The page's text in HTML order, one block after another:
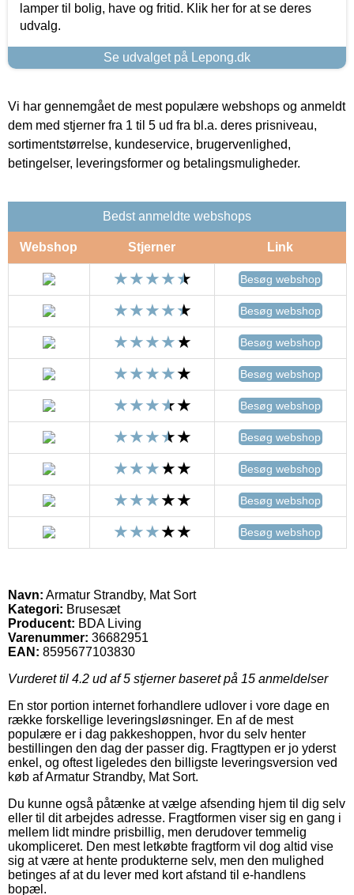
lamper til bolig, have og fritid. Klik her for at se deres
udvalg.
Se udvalget på Lepong.dk
Vi har gennemgået de mest populære webshops og anmeldt
dem med stjerner fra 1 til 5 ud fra bl.a. deres prisniveau,
sortimentstørrelse, kundeservice, brugervenlighed,
betingelser, leveringsformer og betalingsmuligheder.
Bedst anmeldte webshops
Webshop Stjerner Link
Besøg webshop
Besøg webshop
Besøg webshop
Besøg webshop
Besøg webshop
Besøg webshop
Besøg webshop
Besøg webshop
Besøg webshop
Navn: Armatur Strandby, Mat Sort
Kategori: Brusesæt
Producent: BDA Living
Varenummer: 36682951
EAN: 8595677103830
Vurderet til 4.2 ud af 5 stjerner baseret på 15 anmeldelser
En stor portion internet forhandlere udlover i vore dage en
række forskellige leveringsløsninger. En af de mest
populære er i dag pakkeshoppen, hvor du selv henter
bestillingen den dag der passer dig. Fragttypen er jo yderst
enkel, og oftest ligeledes den billigste leveringsversion ved
køb af Armatur Strandby, Mat Sort.
Du kunne også påtænke at vælge afsending hjem til dig selv
eller til dit arbejdes adresse. Fragtformen viser sig en gang i
mellem lidt mindre prisbillig, men derudover temmelig
ukompliceret. Den mest letkøbte fragtform vil dog altid vise
sig at være at hente produkterne selv, men den mulighed
betinges af at du lever med kort afstand til e-handlens
bopæl.